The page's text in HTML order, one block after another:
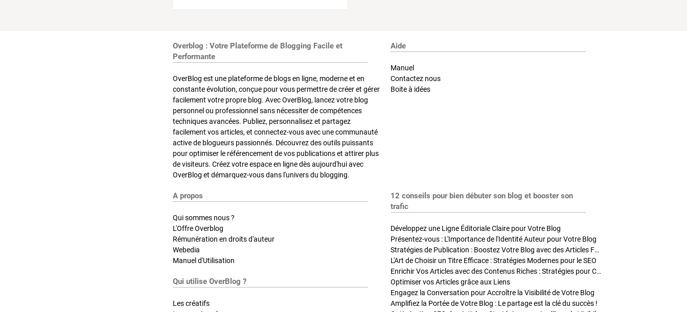
Overblog : Votre Plateforme de Blogging Facile et
Performante
OverBlog est une plateforme de blogs en ligne, moderne et en
constante évolution, conçue pour vous permettre de créer et gérer
facilement votre propre blog. Avec OverBlog, lancez votre blog
personnel ou professionnel sans nécessiter de compétences
techniques avancées. Publiez, personnalisez et partagez
facilement vos articles, et connectez-vous avec une communauté
active de blogueurs passionnés. Découvrez des outils puissants
pour optimiser le référencement de vos publications et attirer plus
de visiteurs. Créez votre espace en ligne dès aujourd'hui avec
OverBlog et démarquez-vous dans l'univers du blogging.
Aide
Manuel
Contactez nous
Boite à idées
A propos
Qui sommes nous ?
L'Offre Overblog
Rémunération en droits d'auteur
Webedia
Manuel d'Utilisation
Qui utilise OverBlog ?
Les créatifs
12 conseils pour bien débuter son blog et booster son
trafic
Développez une Ligne Éditoriale Claire pour Votre Blog
Présentez-vous : L'Importance de l'Identité Auteur pour Votre Blog
Stratégies de Publication : Boostez Votre Blog avec des Articles Fréquents et Exclusifs
L'Art de Choisir un Titre Efficace : Stratégies Modernes pour le SEO
Enrichir Vos Articles avec des Contenus Riches : Stratégies pour Captiver et Optimiser
Optimiser vos Articles grâce aux Liens
Engagez la Conversation pour Accroître la Visibilité de Votre Blog
Amplifiez la Portée de Votre Blog : Le partage est la clé du succès !